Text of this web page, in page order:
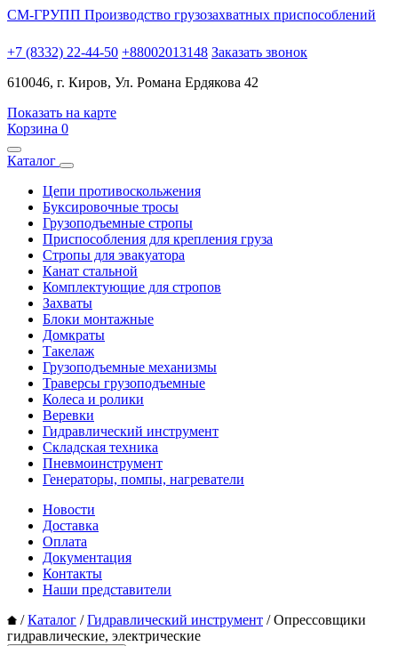
СМ-ГРУПП Производство грузозахватных приспособлений
+7 (8332) 22-44-50 +88002013148 Заказать звонок
610046, г. Киров, Ул. Романа Ердякова 42
Показать на карте
Корзина 0
Каталог
Цепи противоскольжения
Буксировочные тросы
Грузоподъемные стропы
Приспособления для крепления груза
Стропы для эвакуатора
Канат стальной
Комплектующие для стропов
Захваты
Блоки монтажные
Домкраты
Такелаж
Грузоподъемные механизмы
Траверсы грузоподъемные
Колеса и ролики
Веревки
Гидравлический инструмент
Складская техника
Пневмоинструмент
Генераторы, помпы, нагреватели
Новости
Доставка
Оплата
Документация
Контакты
Наши представители
/Каталог /Гидравлический инструмент /Опрессовщики
гидравлические, электрические